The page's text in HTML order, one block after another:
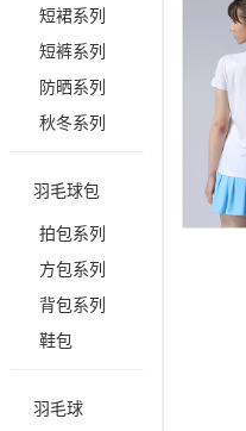
短裙系列
短裤系列
防晒系列
秋冬系列
羽毛球包
拍包系列
方包系列
背包系列
鞋包
羽毛球